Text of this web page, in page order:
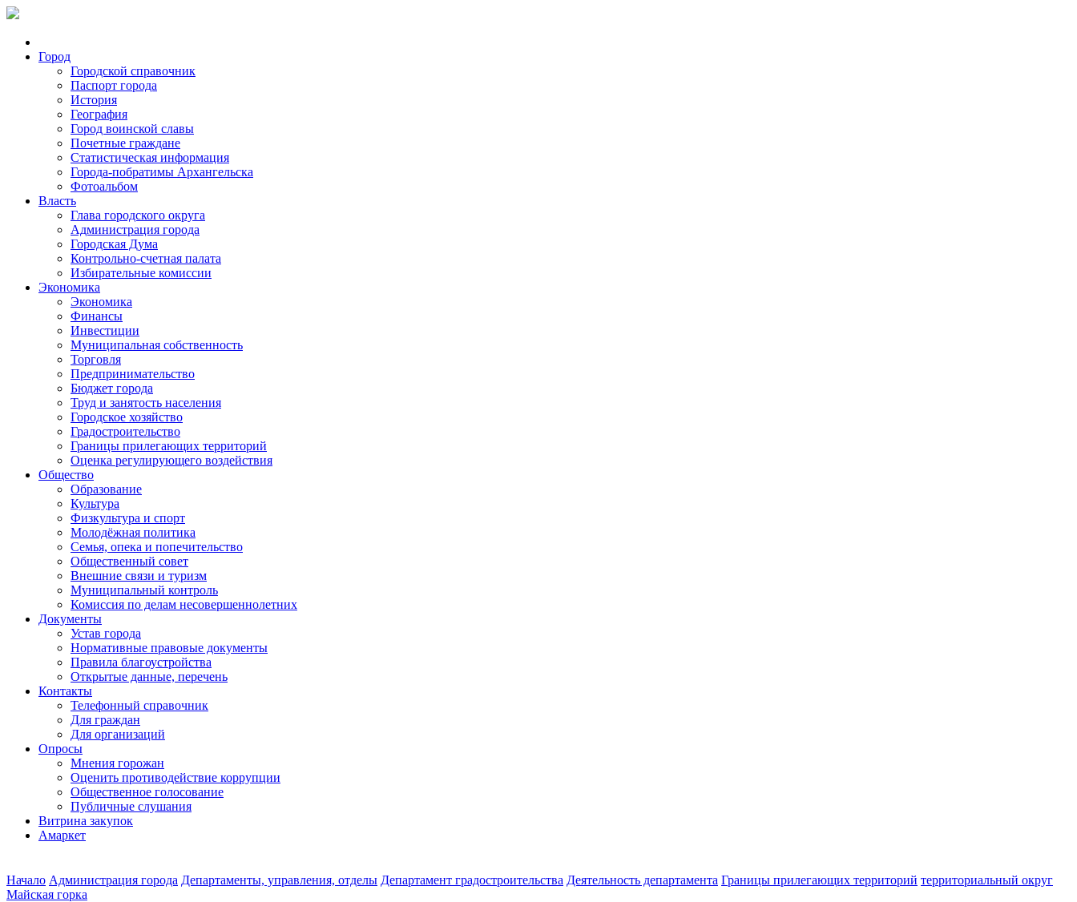
Город
Городской справочник
Паспорт города
История
География
Город воинской славы
Почетные граждане
Статистическая информация
Города-побратимы Архангельска
Фотоальбом
Власть
Глава городского округа
Администрация города
Городская Дума
Контрольно-счетная палата
Избирательные комиссии
Экономика
Экономика
Финансы
Инвестиции
Муниципальная собственность
Торговля
Предпринимательство
Бюджет города
Труд и занятость населения
Городское хозяйство
Градостроительство
Границы прилегающих территорий
Оценка регулирующего воздействия
Общество
Образование
Культура
Физкультура и спорт
Молодёжная политика
Семья, опека и попечительство
Общественный совет
Внешние связи и туризм
Муниципальный контроль
Комиссия по делам несовершеннолетних
Документы
Устав города
Нормативные правовые документы
Правила благоустройства
Открытые данные, перечень
Контакты
Телефонный справочник
Для граждан
Для организаций
Опросы
Мнения горожан
Оценить противодействие коррупции
Общественное голосование
Публичные слушания
Витрина закупок
Амаркет
Начало Администрация города Департаменты, управления, отделы Департамент градостроительства Деятельность департамента Границы прилегающих территорий территориальный округ
Майская горка